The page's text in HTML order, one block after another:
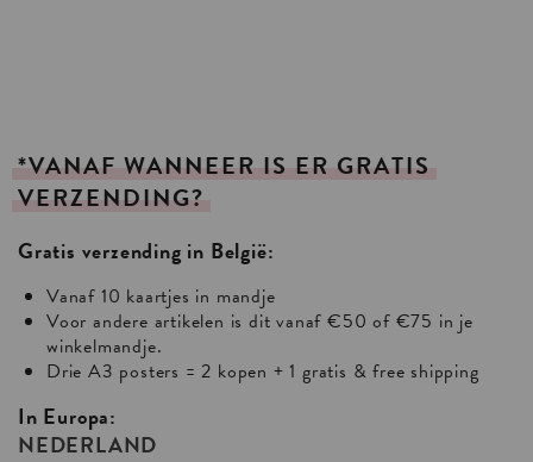
*VANAF WANNEER IS ER GRATIS
VERZENDING?
Gratis verzending in België:
Vanaf 10 kaartjes in mandje
Voor andere artikelen is dit vanaf €50 of €75 in je
winkelmandje.
Drie A3 posters = 2 kopen + 1 gratis & free shipping
In Europa:
NEDERLAND